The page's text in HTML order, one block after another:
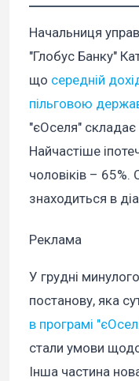
Начальниця
"Глобус Банку"
що середній
пільговою
"єОселя" складає
Найчастіше
чоловіків – 65%.
знаходиться в
Реклама
У грудні
постанову, яка
в програмі
стали умови
Інша частина